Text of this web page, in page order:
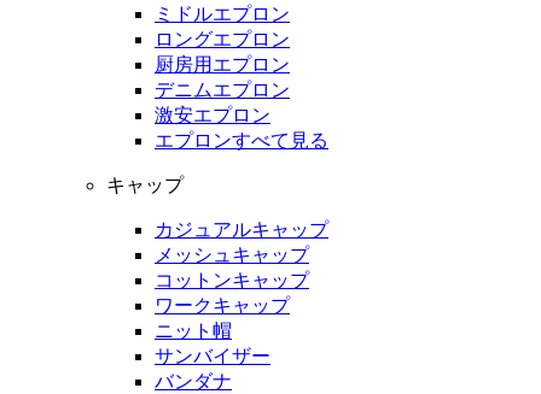
ミドルエプロン
ロングエプロン
厨房用エプロン
デニムエプロン
激安エプロン
エプロンすべて見る
キャップ
カジュアルキャップ
メッシュキャップ
コットンキャップ
ワークキャップ
ニット帽
サンバイザー
バンダナ